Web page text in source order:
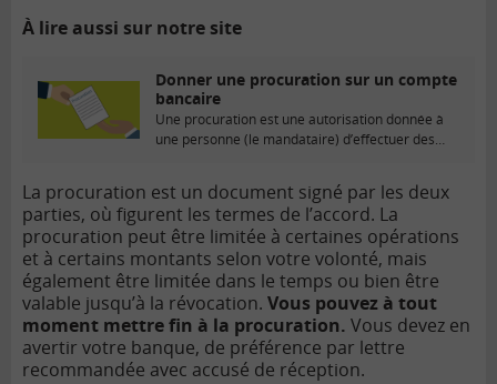
À lire aussi sur notre site
Donner une procuration sur un compte
bancaire
Une procuration est une autorisation donnée à
une personne (le mandataire) d’effectuer des
La procuration est un document signé par les deux
parties, où figurent les termes de l’accord. La
procuration peut être limitée à certaines opérations
et à certains montants selon votre volonté, mais
également être limitée dans le temps ou bien être
valable jusqu’à la révocation. Vous pouvez à tout
moment mettre fin à la procuration. Vous devez en
avertir votre banque, de préférence par lettre
recommandée avec accusé de réception.